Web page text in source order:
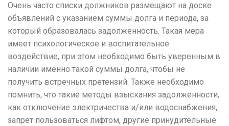
Очень часто списки должников размещают на доске
объявлений с указанием суммы долга и периода, за
который образовалась задолженность. Такая мера
имеет психологическое и воспитательное
воздействие, при этом необходимо быть уверенным в
наличии именно такой суммы долга, чтобы не
получить встречных претензий. Также необходимо
помнить, что такие методы взыскания задолженности,
как отключение электричества и/или водоснабжения,
запрет пользоваться лифтом, другие принудительные